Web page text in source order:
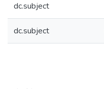
dc.subject
dc.subject